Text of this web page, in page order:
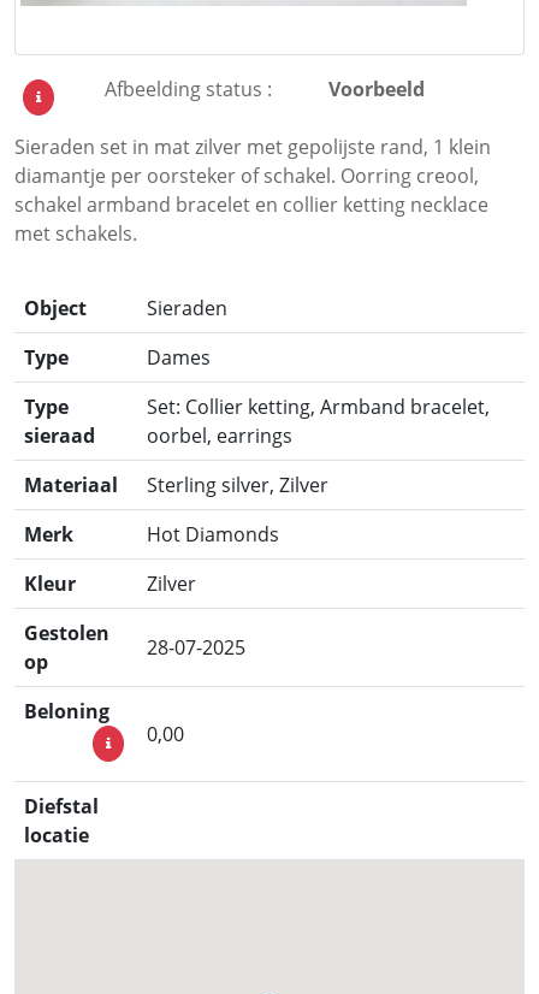
Afbeelding status : Voorbeeld
Sieraden set in mat zilver met gepolijste rand, 1 klein
diamantje per oorsteker of schakel. Oorring creool,
schakel armband bracelet en collier ketting necklace
met schakels.
Object
Sieraden
Type
Dames
Type
sieraad
Set: Collier ketting, Armband bracelet,
oorbel, earrings
Materiaal
Sterling silver, Zilver
Merk
Hot Diamonds
Kleur
Zilver
Gestolen
op
28-07-2025
Beloning
0,00
Diefstal
locatie